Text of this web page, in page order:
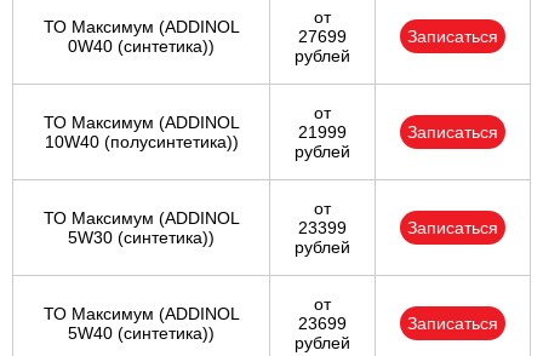
ТО Максимум (ADDINOL
0W40 (синтетика))
от
27699
рублей
Записаться
ТО Максимум (ADDINOL
10W40 (полусинтетика))
от
21999
рублей
Записаться
ТО Максимум (ADDINOL
5W30 (синтетика))
от
23399
рублей
Записаться
ТО Максимум (ADDINOL
5W40 (синтетика))
от
23699
рублей
Записаться